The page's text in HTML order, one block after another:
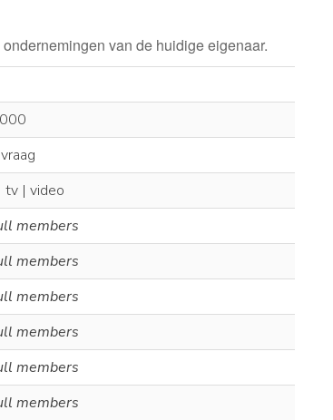
van de huidige eigenaar.
tv | video
members
members
members
members
members
members